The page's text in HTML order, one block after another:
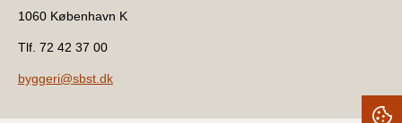
1060 København K
Tlf. 72 42 37 00
byggeri@sbst.dk